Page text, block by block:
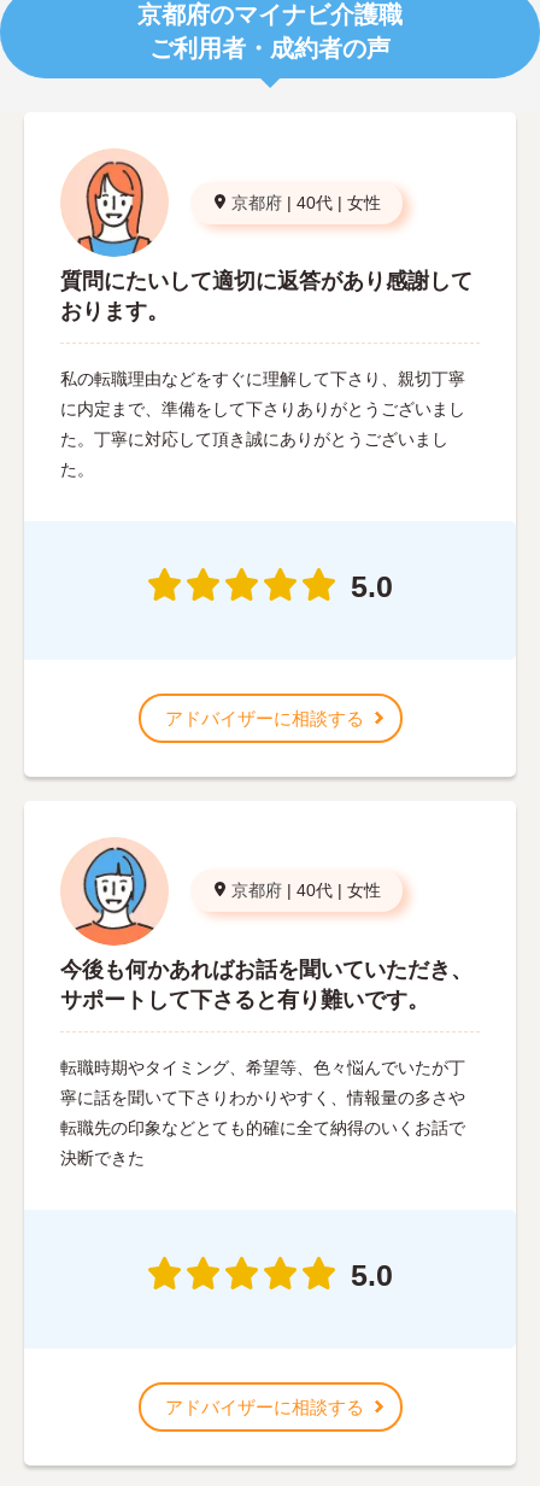
京都府のマイナビ介護職
ご利用者・成約者の声
京都府 | 40代 | 女性
質問にたいして適切に返答があり感謝して
おります。
私の転職理由などをすぐに理解して下さり、親切丁寧
に内定まで、準備をして下さりありがとうございまし
た。丁寧に対応して頂き誠にありがとうございまし
た。
5.0
アドバイザーに相談する
京都府 | 40代 | 女性
今後も何かあればお話を聞いていただき、
サポートして下さると有り難いです。
転職時期やタイミング、希望等、色々悩んでいたが丁
寧に話を聞いて下さりわかりやすく、情報量の多さや
転職先の印象などとても的確に全て納得のいくお話で
決断できた
5.0
アドバイザーに相談する